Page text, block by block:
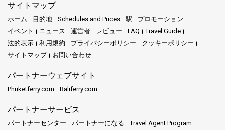
サイトマップ
ホーム 目的地 Schedules and Prices 駅
プロモーション
イベント
ニュース 運営者 レビュー FAQ
Travel Guide
法的表示
利用規約 プライバシーポリシー
クッキーポリシー
サイトマップ
お問い合わせ
パートナーウェブサイト
Phuketferry.com Baliferry.com
パートナーサービス
パートナーセンター パートナーになる Travel Agent Program